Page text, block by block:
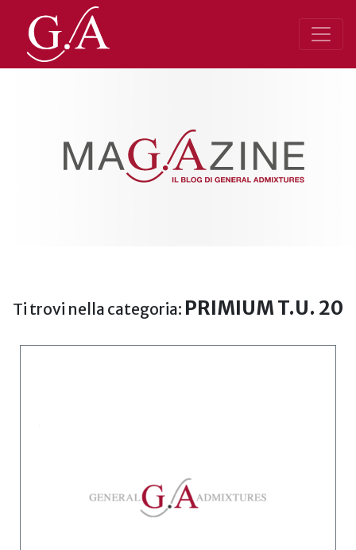
Ti trovi nella categoria: PRIMIUM T.U. 20